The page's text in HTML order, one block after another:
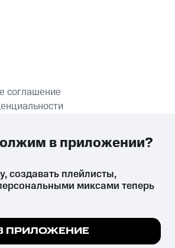
ПРИЛОЖЕНИЕ
соглашение
их аналогов причиняет вред здоровью,
запрещён и влечёт установленную
чтобы на сайте все
создавать плейлисты,
миксами теперь
ПРИЛОЖЕНИЕ